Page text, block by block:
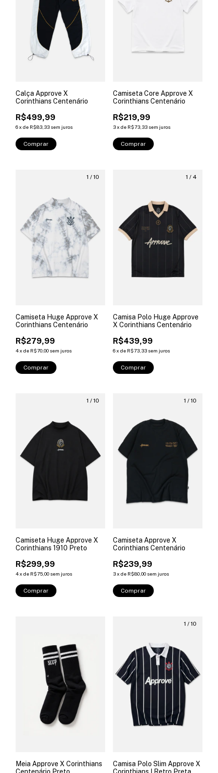
Calça Approve X
Corinthians Centenário
R$499,99
6x de R$83,33 sem juros
Comprar
Camiseta Core Approve X
Corinthians Centenário
R$219,99
3x de R$73,33 sem juros
Comprar
1 / 10
Camiseta Huge Approve X
Corinthians Centenário
R$279,99
4x de R$70,00 sem juros
Comprar
1 / 4
Camisa Polo Huge Approve
X Corinthians Centenário
R$439,99
6x de R$73,33 sem juros
Comprar
1 / 10
Camiseta Huge Approve X
Corinthians 1910 Preto
R$299,99
4x de R$75,00 sem juros
Comprar
1 / 10
Camiseta Approve X
Corinthians Centenário
R$239,99
3x de R$80,00 sem juros
Comprar
Meia Approve X Corinthians
1 / 10
Camisa Polo Slim Approve X